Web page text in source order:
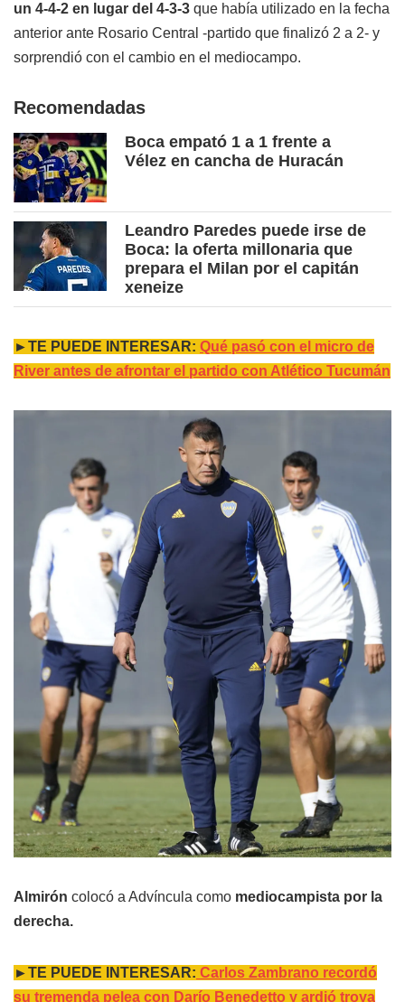
un 4-4-2 en lugar del 4-3-3 que había utilizado en la fecha
anterior ante Rosario Central -partido que finalizó 2 a 2- y
sorprendió con el cambio en el mediocampo.
Recomendadas
Boca empató 1 a 1 frente a
Vélez en cancha de Huracán
Leandro Paredes puede irse de
Boca: la oferta millonaria que
prepara el Milan por el capitán
xeneize
►TE PUEDE INTERESAR: Qué pasó con el micro de
River antes de afrontar el partido con Atlético Tucumán
Almirón colocó a Advíncula como mediocampista por la
derecha.
►TE PUEDE INTERESAR: Carlos Zambrano recordó
su tremenda pelea con Darío Benedetto y ardió troya